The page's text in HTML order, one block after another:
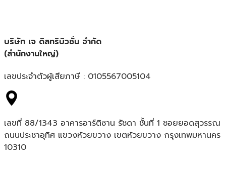
บริษัท เจ ดิสทริบิวชั่น จำกัด
(สำนักงานใหญ่)
เลขประจำตัวผู้เสียภาษี : 0105567005104
เลขที่ 88/1343 อาคารอาร์ติซาน รัชดา ชั้นที่ 1 ซอยยอดสุวรรณ
ถนนประชาอุทิศ แขวงห้วยขวาง เขตห้วยขวาง กรุงเทพมหานคร
10310